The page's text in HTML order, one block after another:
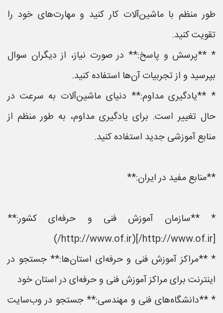
طور منظم با ماشین‌آلات کار کنید و مهارت‌های خود را
تقویت کنید.
* **پرسش و پاسخ:** در صورت نیاز، از دیگران سوال
بپرسید و از تجربیات آن‌ها استفاده کنید.
* **یادگیری مداوم:** دنیای ماشین‌آلات به سرعت در
حال تغییر است. برای یادگیری مداوم، به طور منظم از
منابع آموزشی جدید استفاده کنید.
**منابع مفید در ایران:**
* **سازمان آموزش فنی و حرفه‌ای کشور:**
[http://www.of.ir/](http://www.of.ir/)
* **مراکز آموزش فنی و حرفه‌ای استان‌ها:** جستجو در
اینترنت برای مراکز آموزش فنی و حرفه‌ای در استان خود
* **دانشگاه‌های فنی و مهندسی:** جستجو در وب‌سایت